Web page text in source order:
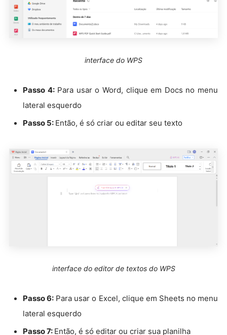
interface do WPS
Passo 4:Para usar o Word, clique em Docs no menu
lateral esquerdo
Passo 5: Então, é só criar ou editar seu texto
interface do editor de textos do WPS
Passo 6: Para usar o Excel, clique em Sheets no menu
lateral esquerdo
Passo 7: Então, é só editar ou criar sua planilha